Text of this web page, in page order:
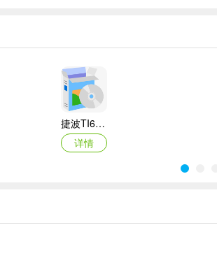
捷波TI61AG-A主板BIOS
详情
Canon佳能 PowerShot A310 WIA驱动